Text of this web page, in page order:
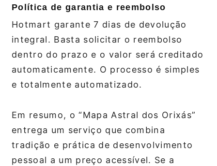
Política de garantia e reembolso
Hotmart garante 7 dias de devolução
integral. Basta solicitar o reembolso
dentro do prazo e o valor será creditado
automaticamente. O processo é simples
e totalmente automatizado.
Em resumo, o “Mapa Astral dos Orixás”
entrega um serviço que combina
tradição e prática de desenvolvimento
pessoal a um preço acessível. Se a